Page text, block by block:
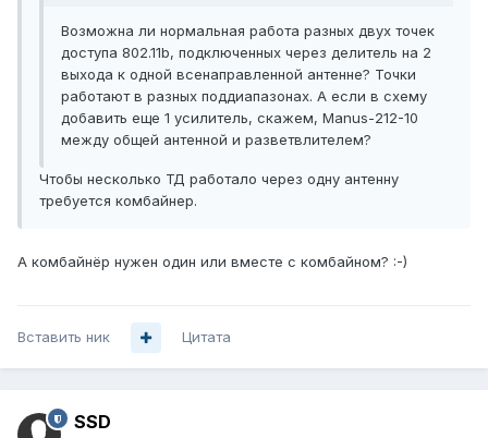
Возможна ли нормальная работа разных двух точек
доступа 802.11b, подключенных через делитель на 2
выхода к одной всенаправленной антенне? Точки
работают в разных поддиапазонах. А если в схему
добавить еще 1 усилитель, скажем, Manus-212-10
между общей антенной и разветвлителем?
Чтобы несколько ТД работало через одну антенну
требуется комбайнер.
А комбайнёр нужен один или вместе с комбайном? :-)
Вставить ник Цитата
SSD